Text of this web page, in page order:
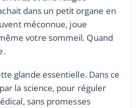
dans un petit organe en
méconnue, joue
votre sommeil. Quand
glande essentielle. Dans ce
la science, pour réguler
sans promesses